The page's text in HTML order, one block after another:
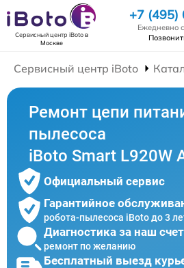
Сервисный центр iBotoв
Москве
+7
Ежедневно
Сервисный центр iBoto
Ремонт цепи
пылесоса
iBoto Smart L920W
Официальный сервис
Гарантийное
робота-пылесоса iBoto до 3
Диагностика за наш
ремонт по желанию
Бесплатный выезд